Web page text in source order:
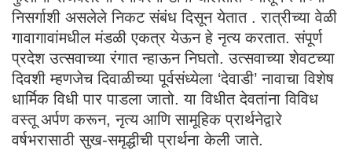
निसर्गाशी असलेले निकट संबंध दिसून येतात . रात्रीच्या वेळी
गावागावांमधील मंडळी एकत्र येऊन हे नृत्य करतात. संपूर्ण
प्रदेश उत्सवाच्या रंगात न्हाऊन निघतो. उत्सवाच्या शेवटच्या
दिवशी म्हणजेच दिवाळीच्या पूर्वसंध्येला ‘देवाडी’ नावाचा विशेष
धार्मिक विधी पार पाडला जातो. या विधीत देवतांना विविध
वस्तू अर्पण करून, नृत्य आणि सामूहिक प्रार्थनेद्वारे
वर्षभरासाठी सुख-समृद्धीची प्रार्थना केली जाते.